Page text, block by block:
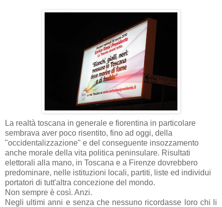
La realtà toscana in generale e fiorentina in particolare
sembrava aver poco risentito, fino ad oggi, della
"occidentalizzazione" e del conseguente insozzamento
anche morale della vita politica peninsulare. Risultati
elettorali alla mano, in Toscana e a Firenze dovrebbero
predominare, nelle istituzioni locali, partiti, liste ed individui
portatori di tutt'altra concezione del mondo.
Non sempre è così. Anzi.
Negli ultimi anni e senza che nessuno ricordasse loro chi li